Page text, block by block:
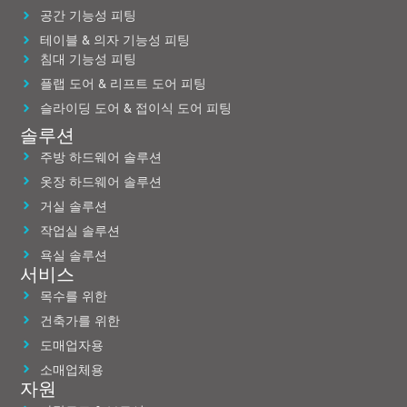
공간 기능성 피팅
테이블 & 의자 기능성 피팅
침대 기능성 피팅
플랩 도어 & 리프트 도어 피팅
슬라이딩 도어 & 접이식 도어 피팅
솔루션
주방 하드웨어 솔루션
옷장 하드웨어 솔루션
거실 솔루션
작업실 솔루션
욕실 솔루션
서비스
목수를 위한
건축가를 위한
도매업자용
소매업체용
자원